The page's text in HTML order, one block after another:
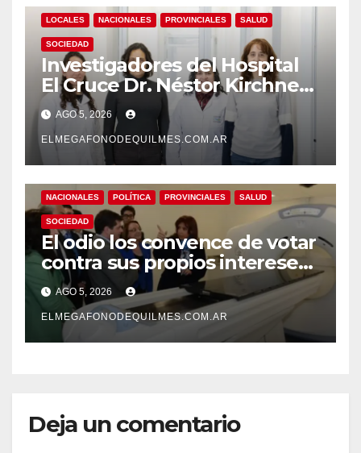
LOCALES NACIONALES PROVINCIALES SALUD
SOCIEDAD
Investigadores del Hospital
El Cruce Dr. Néstor Kirchner
desarrollan un estudio
pionero sobre el
envejecimiento cerebral y las
demencias
AGO 5, 2026
ELMEGAFONODEQUILMES.COM.AR
NACIONALES POLÍTICA PROVINCIALES SALUD
SOCIEDAD
El odio los convence de votar
contra sus propios intereses.
Una Sociedad atrapada en la
grieta
AGO 5, 2026
ELMEGAFONODEQUILMES.COM.AR
Deja un comentario